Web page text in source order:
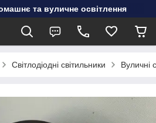
та вуличне освітлення
Світлодіодні світильники Вуличні